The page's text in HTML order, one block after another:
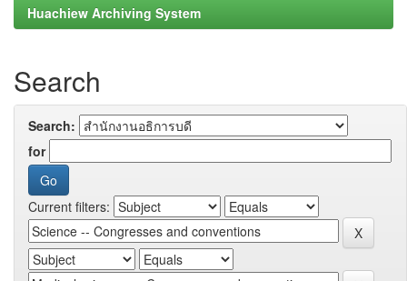
Huachiew Archiving System
Search
Search:
for
Current filters: